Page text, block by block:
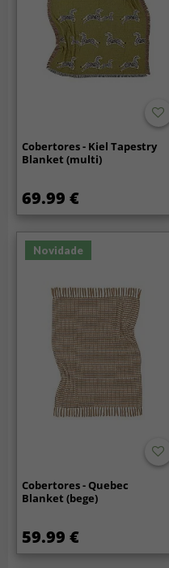
Cobertores - Kiel Tapestry
Blanket (multi)
69.99 €
Novidade
Cobertores - Quebec
Blanket (bege)
59.99 €